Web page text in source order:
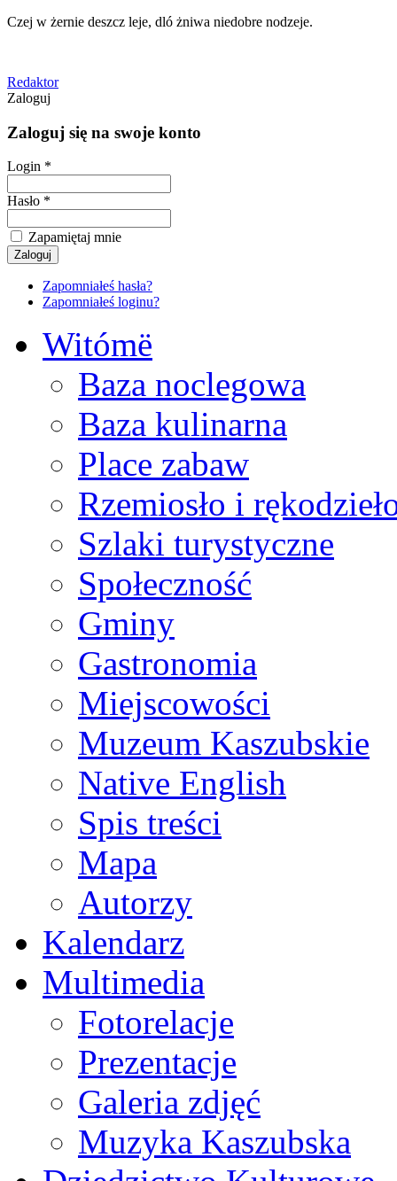
Czej w żernie deszcz leje, dló żniwa niedobre nodzeje.
Redaktor
Zaloguj
Zaloguj się na swoje konto
Login *
Hasło *
Zapamiętaj mnie
Zapomniałeś hasła?
Zapomniałeś loginu?
Witómë
Baza noclegowa
Baza kulinarna
Place zabaw
Rzemiosło i
Szlaki turystyczne
Społeczność
Gminy
Gastronomia
Miejscowości
Muzeum Kaszubskie
Native English
Spis treści
Mapa
Autorzy
Kalendarz
Multimedia
Fotorelacje
Prezentacje
Galeria zdjęć
Muzyka Kaszubska